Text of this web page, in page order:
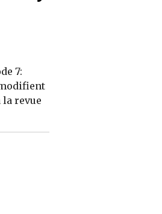
& Livrets
& banques
7:
revue